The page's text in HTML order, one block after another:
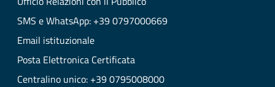
SMS e WhatsApp: +39 0797000669
Email istituzionale
Posta Elettronica Certificata
Centralino unico: +39 0795008000